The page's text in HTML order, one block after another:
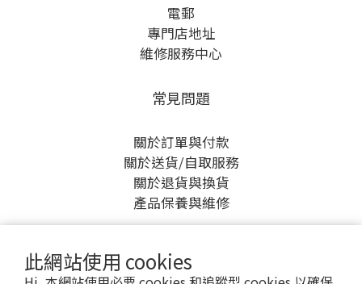
此網站使用 cookies
電郵
專門店地址
維修服務中心
常見問題
關於訂單與付款
關於送貨/自取服務
關於退貨與換貨
產品保養與維修